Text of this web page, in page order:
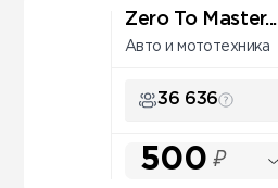
Zero To Master...
Авто и мототехника
36 636
500 ₽